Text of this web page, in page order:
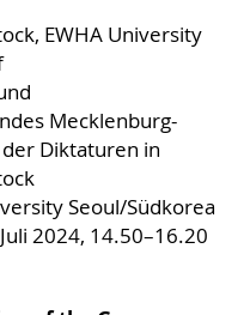
EWHA University
Mecklenburg-
Diktaturen in
Seoul/Südkorea
Juli 2024, 14.50–16.20